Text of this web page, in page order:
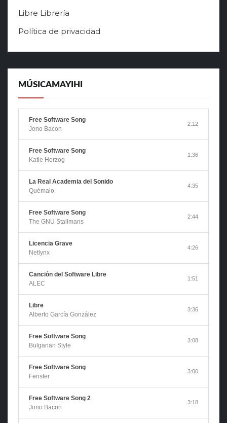
Libre Librería
Política de privacidad
MÚSICAMAYIHI
Free Software Song
Jono Bacon
2:12
Free Software Song
Katie Herzog
1:36
La Real Academia del Sonido
Quémalo
4:35
Free Software Song
The GNU Stallmans
2:44
Licencia Grave
Netlynx
4:26
Canción del Software Libre
ALEC
1:51
Libre
Alberto García González
3:36
Free Software Song
Bulgarian Style
3:08
Free Software Song
Fenster
3:00
Free Software Song 2
Jono Bacon
3:18